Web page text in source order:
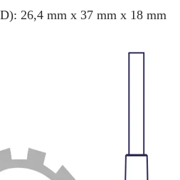
26,4 mm x 37 mm x 18 mm